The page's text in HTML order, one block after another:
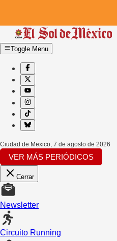
Toggle Menu
Ciudad de Mexico, 7 de agosto de 2026
VER MÁS PERIÓDICOS
Cerrar
Newsletter
Circuito Running